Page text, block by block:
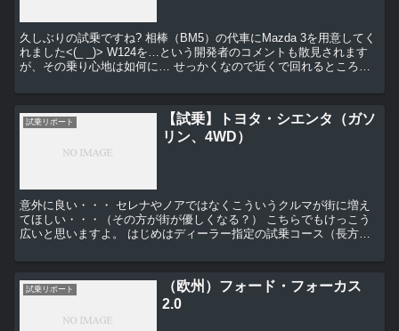
久しぶりの試乗ですね? 相棒（BM5）の代車にMazda 3を用意してく
れました<(_ _)> W124を…という開発者のコメントも散見されます
が、その乗り心地は如何に… せっかくなので近くで回れるところは
試乗リポート
【試乗】トヨタ・シエンタ（ガソ
リン、4WD）
意外に良い・・・ セレナやノアではなくこういうクルマが街に増え
てほしい・・・（その方が街が優しくなる？） こちらでもけっこう
広いと思いますよ。 はじめはディーラー指定の試乗コース（長方
試乗リポート
（欧州）フォード・フォーカス
2.0